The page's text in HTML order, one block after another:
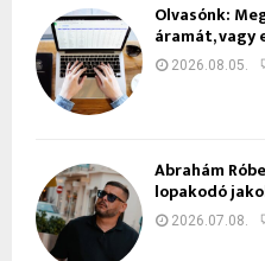
Olvasónk:
áramát, vagy
2026.08.05.
Ábrahám
lopakodó
2026.07.08.